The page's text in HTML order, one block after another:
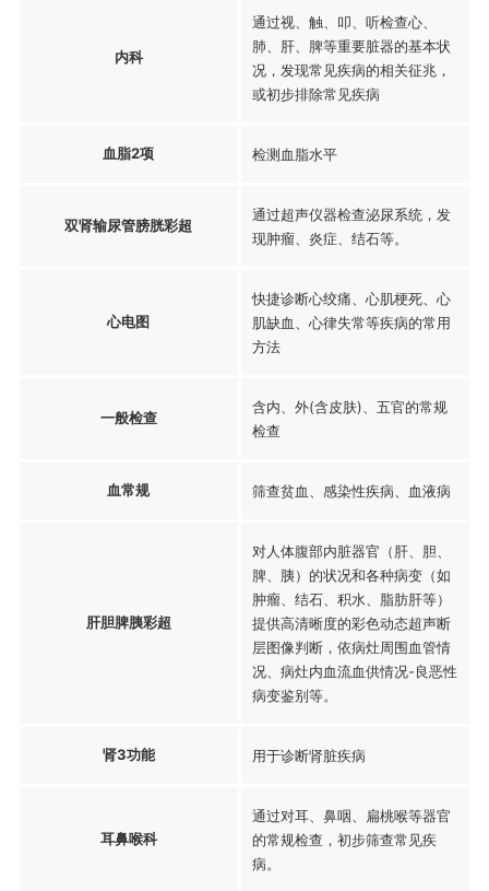
内科
通过视、触、叩、听检查心、
肺、肝、脾等重要脏器的基本状
况，发现常见疾病的相关征兆，
或初步排除常见疾病
血脂2项 检测血脂水平
双肾输尿管膀胱彩超
通过超声仪器检查泌尿系统，发
现肿瘤、炎症、结石等。
心电图
快捷诊断心绞痛、心肌梗死、心
肌缺血、心律失常等疾病的常用
方法
一般检查
含内、外(含皮肤)、五官的常规
检查
血常规 筛查贫血、感染性疾病、血液病
肝胆脾胰彩超
对人体腹部内脏器官（肝、胆、
脾、胰）的状况和各种病变（如
肿瘤、结石、积水、脂肪肝等）
提供高清晰度的彩色动态超声断
层图像判断，依病灶周围血管情
况、病灶内血流血供情况-良恶性
病变鉴别等。
肾3功能 用于诊断肾脏疾病
耳鼻喉科
通过对耳、鼻咽、扁桃喉等器官
的常规检查，初步筛查常见疾
病。